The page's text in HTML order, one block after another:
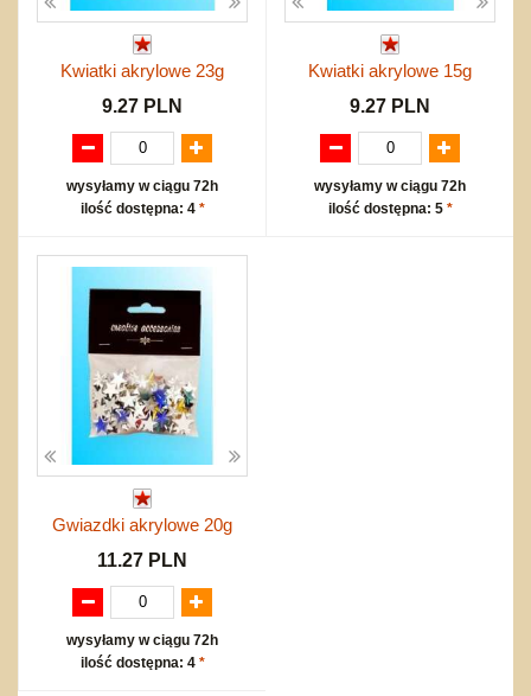
Kwiatki akrylowe 23g
9.27 PLN
wysyłamy w ciągu 72h
ilość dostępna: 4 *
Kwiatki akrylowe 15g
9.27 PLN
wysyłamy w ciągu 72h
ilość dostępna: 5 *
Gwiazdki akrylowe 20g
11.27 PLN
wysyłamy w ciągu 72h
ilość dostępna: 4 *